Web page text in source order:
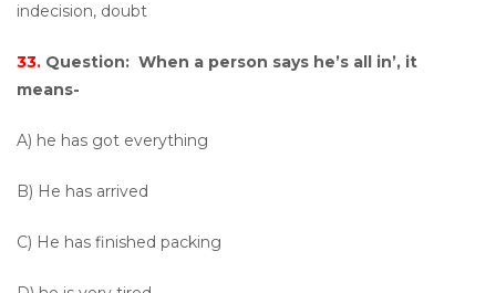
indecision, doubt
33. Question: When a person says he’s all in’, it
means-
A) he has got everything
B) He has arrived
C) He has finished packing